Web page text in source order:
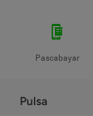
Pascabayar
Pulsa